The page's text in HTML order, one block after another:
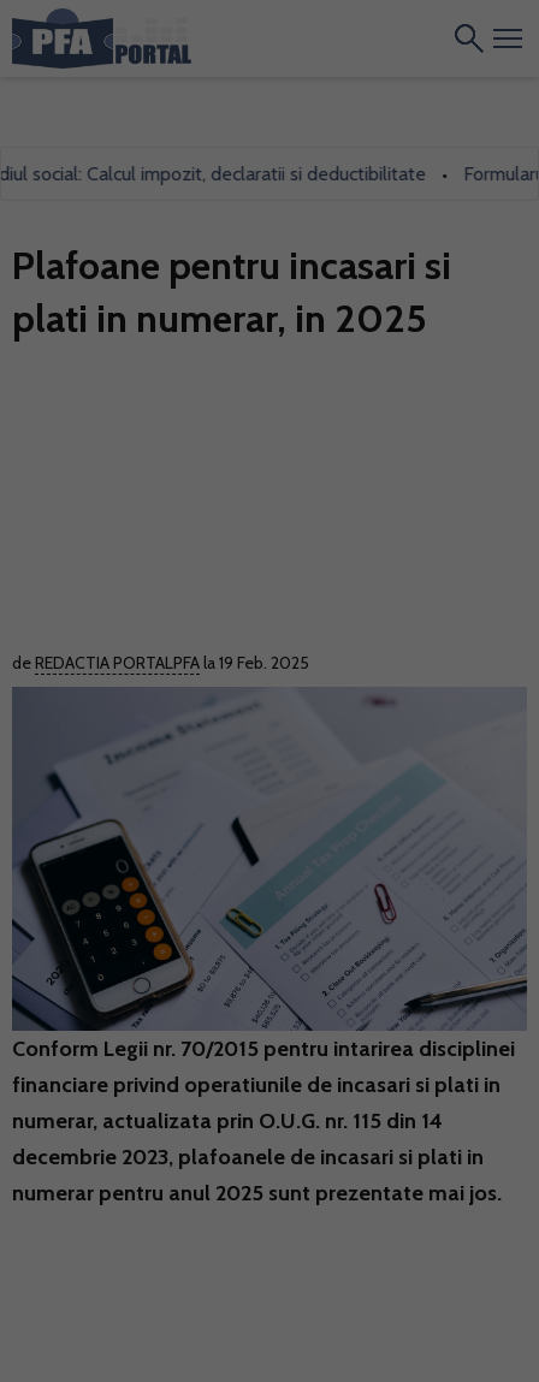
Calcul impozit, declaratii si deductibilitate • Formularul
Plafoane pentru incasari si
plati in numerar, in 2025
de REDACTIA PORTALPFA la 19 Feb. 2025
Conform Legii nr. 70/2015 pentru intarirea disciplinei
financiare privind operatiunile de incasari si plati in
numerar, actualizata prin O.U.G. nr. 115 din 14
decembrie 2023, plafoanele de incasari si plati in
numerar pentru anul 2025 sunt prezentate mai jos.